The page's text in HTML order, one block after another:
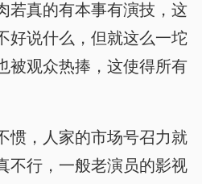
若真的有本事有演技，这
好说什么，但就这么一坨
被观众热捧，这使得所有
惯，人家的市场号召力就
不行，一般老演员的影视